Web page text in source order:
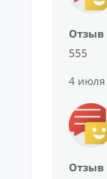
Отзыв
555
4 июля
Отзыв